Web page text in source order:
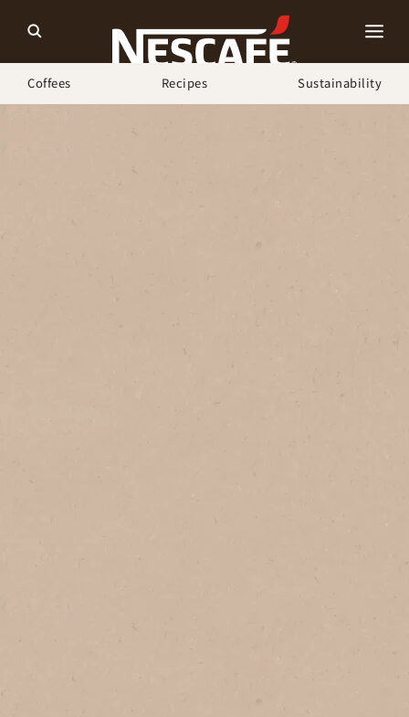
Coffees Recipes Sustainability